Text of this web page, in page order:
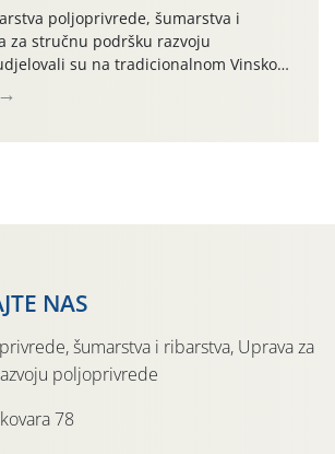
poljoprivrede, šumarstva i
za stručnu podršku razvoju
su na tradicionalnom Vinskom
24.07.2026. godine u Domu vinarske
na poluotoku Pelješcu, u
NAS
šumarstva i ribarstva, Uprava za
poljoprivrede
78